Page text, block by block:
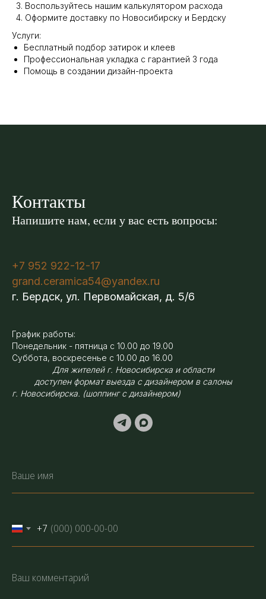
Воспользуйтесь нашим калькулятором расхода
Оформите доставку по Новосибирску и Бердску
Услуги:
Бесплатный подбор затирок и клеев
Профессиональная укладка с гарантией 3 года
Помощь в создании дизайн-проекта
Контакты
Напишите нам, если у вас есть вопросы:
+7 952 922-12-17
grand.ceramica54@yandex.ru
г. Бердск, ул. Первомайская, д. 5/6
График работы:
Понедельник - пятница с 10.00 до 19.00
Суббота, воскресенье с 10.00 до 16.00
Для жителей г. Новосибирска и области
доступен формат выезда с дизайнером в салоны
г. Новосибирска. (шоппинг с дизайнером)
+7